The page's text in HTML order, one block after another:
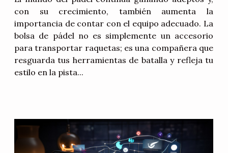
con su crecimiento, también aumenta la
importancia de contar con el equipo adecuado. La
bolsa de pádel no es simplemente un accesorio
para transportar raquetas; es una compañera que
resguarda tus herramientas de batalla y refleja tu
estilo en la pista...